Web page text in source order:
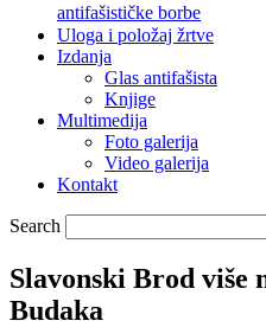
antifašističke borbe
Uloga i položaj žrtve
Izdanja
Glas antifašista
Knjige
Multimedija
Foto galerija
Video galerija
Kontakt
Search
Slavonski Brod više
Budaka